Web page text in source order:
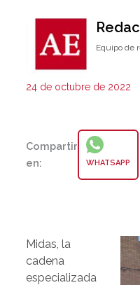
Equipo de
24 de octubre de 2022
Compartir
en:
WHATSAPP
Midas, la
cadena
especializada